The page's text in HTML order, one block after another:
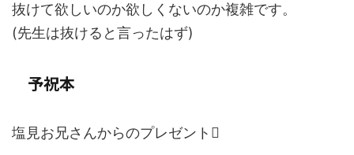
抜けて欲しいのか欲しくないのか複雑です。
(先生は抜けると言ったはず)
予祝本
塩見お兄さんからのプレゼント